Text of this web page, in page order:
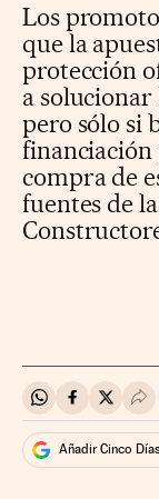
Los
que la
protección
a solucionar
pero sólo si
financiación
compra de
fuentes de
Compartir en
Compartir
Añadir Cinco